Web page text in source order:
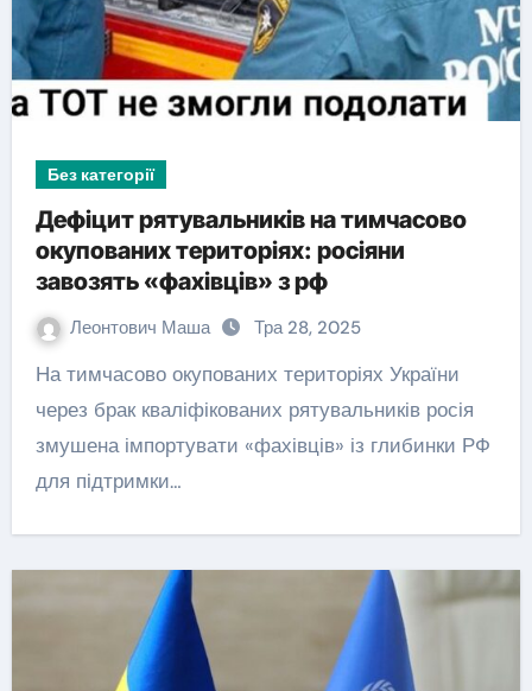
Без категорії
Дефіцит рятувальників на тимчасово
окупованих територіях: росіяни
завозять «фахівців» з рф
Леонтович Маша Тра 28, 2025
На тимчасово окупованих територіях України
через брак кваліфікованих рятувальників росія
змушена імпортувати «фахівців» із глибинки РФ
для підтримки…